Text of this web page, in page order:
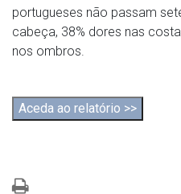
portugueses não passam
cabeça, 38% dores nas
nos ombros.
Aceda ao relatório >>